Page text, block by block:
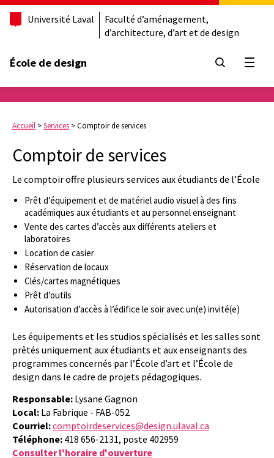
Université Laval
Faculté d’aménagement,
d’architecture, d’art et de design
École de design
Accueil >Services >Comptoir de services
Comptoir de services
Le comptoir offre plusieurs services aux étudiants de l’École
Prêt d’équipement et de matériel audio visuel à des fins
académiques aux étudiants et au personnel enseignant
Vente des cartes d’accès aux différents ateliers et
laboratoires
Location de casier
Réservation de locaux
Clés/cartes magnétiques
Prêt d’outils
Autorisation d’accès à l’édifice le soir avec un(e) invité(e)
Les équipements et les studios spécialisés et les salles sont
prêtés uniquement aux étudiants et aux enseignants des
programmes concernés par l’École d’art et l’École de
design dans le cadre de projets pédagogiques.
Responsable: Lysane Gagnon
Local: La Fabrique - FAB-052
Courriel:comptoirdeservices@design.ulaval.ca
Téléphone: 418 656-2131, poste 402959
Consulter l'horaire d'ouverture